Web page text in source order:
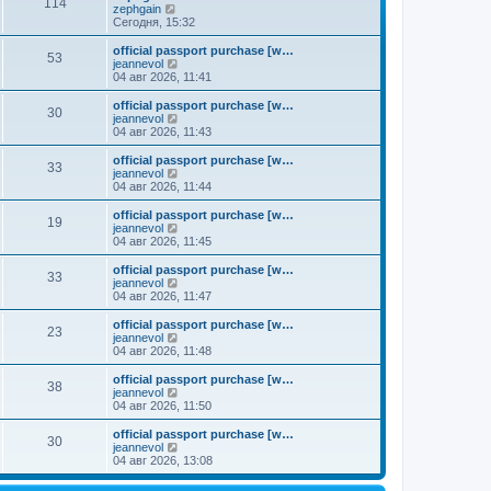
у
с
о
б
щ
е
н
и
н
е
с
о
щ
е
о
с
л
д
н
е
у
с
о
б
щ
е
н
и
114
zephgain
е
р
е
й
и
п
о
с
е
д
н
е
м
у
с
о
о
б
щ
е
н
и
ю
Сегодня, 15:32
53
official passport purchase [w…
jeannevol
е
р
е
й
т
п
о
с
е
н
е
м
с
о
о
щ
е
н
ю
04 авг 2026, 11:41
30
official passport purchase [w…
jeannevol
е
р
е
й
т
п
о
с
е
н
е
м
с
о
о
щ
е
н
ю
04 авг 2026, 11:43
33
official passport purchase [w…
jeannevol
е
р
е
й
т
п
о
с
е
н
е
м
с
о
о
щ
е
н
04 авг 2026, 11:44
19
official passport purchase [w…
jeannevol
е
р
е
й
т
п
о
с
е
н
е
м
с
о
04 авг 2026, 11:45
33
official passport purchase [w…
jeannevol
е
р
е
й
т
п
о
с
е
н
е
04 авг 2026, 11:47
23
official passport purchase [w…
jeannevol
е
р
е
й
т
п
о
с
л
04 авг 2026, 11:48
38
official passport purchase [w…
jeannevol
е
р
е
й
т
к
04 авг 2026, 11:50
30
official passport purchase [w…
jeannevol
е
р
е
04 авг 2026, 13:08